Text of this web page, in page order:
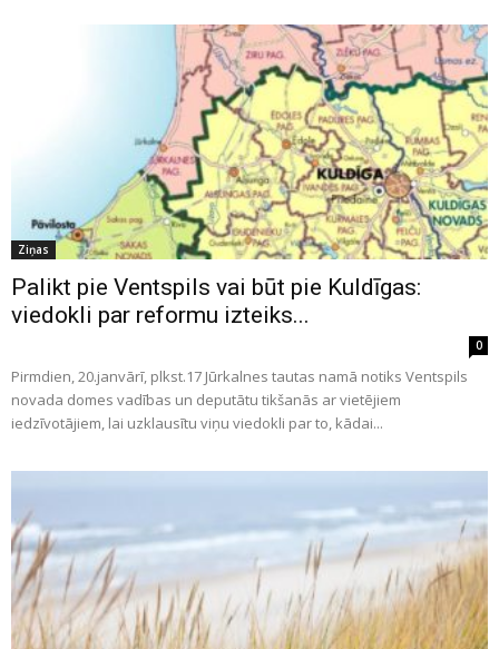
Ziņas
Palikt pie Ventspils vai būt pie Kuldīgas:
viedokli par reformu izteiks...
0
Pirmdien, 20.janvārī, plkst.17 Jūrkalnes tautas namā notiks Ventspils
novada domes vadības un deputātu tikšanās ar vietējiem
iedzīvotājiem, lai uzklausītu viņu viedokli par to, kādai...